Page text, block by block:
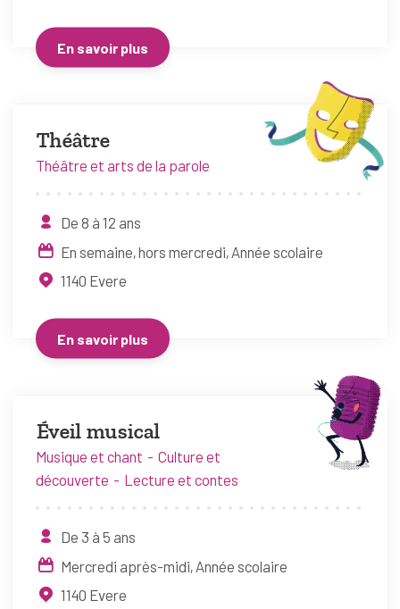
En savoir plus
Théâtre
Théâtre et arts de la parole
De 8 à 12 ans
En semaine, hors mercredi Année scolaire
1140 Evere
En savoir plus
Éveil musical
Musique et chant
Culture et
découverte
Lecture et contes
De 3 à 5 ans
Mercredi après-midi Année scolaire
1140 Evere